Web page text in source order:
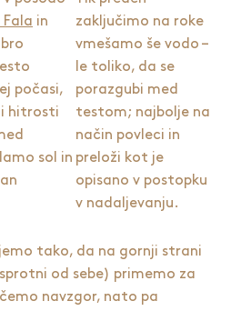
Fala in
počasi,
hitrosti
sol in
zaključimo na roke
vmešamo še vodo –
le toliko, da se
porazgubi med
testom; najbolje na
način povleci in
preloži kot je
opisano v postopku
v nadaljevanju.
tako, da na gornji strani
od sebe) primemo za
navzgor, nato pa